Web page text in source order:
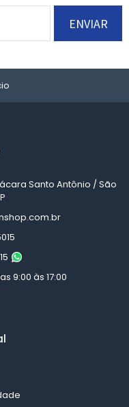
ENVIAR
Santo Antônio / São
9:00 às 17:00